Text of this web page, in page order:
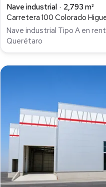
Nave industrial
2,793 m²
Carretera 100 Colorado
Nave industrial Tipo A en
Querétaro